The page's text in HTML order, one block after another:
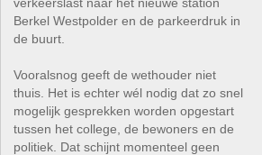
Berkel Westpolder en de parkeerdruk in
de buurt.
Vooralsnog geeft de wethouder niet
thuis. Het is echter wél nodig dat zo snel
mogelijk gesprekken worden opgestart
tussen het college, de bewoners en de
politiek. Dat schijnt momenteel geen